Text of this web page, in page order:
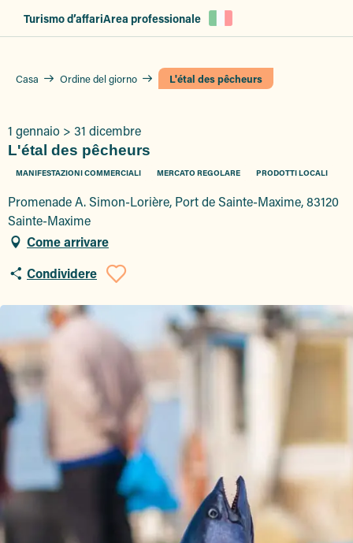
Turismo d’affariArea professionale
Casa Ordine del giorno L'étal des pêcheurs
1 gennaio > 31 dicembre
L'étal des pêcheurs
MANIFESTAZIONI COMMERCIALI MERCATO REGOLARE PRODOTTI LOCALI
Promenade A. Simon-Lorière, Port de Sainte-Maxime, 83120
Sainte-Maxime
Come arrivare
Condividere
Ajouter aux